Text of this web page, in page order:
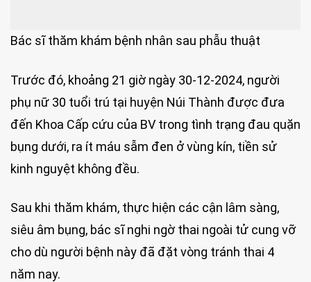
Bác sĩ thăm khám bệnh nhân sau phẫu thuật
Trước đó, khoảng 21 giờ ngày 30-12-2024, người
phụ nữ 30 tuổi trú tại huyện Núi Thành được đưa
đến Khoa Cấp cứu của BV trong tình trạng đau quặn
bụng dưới, ra ít máu sẫm đen ở vùng kín, tiền sử
kinh nguyệt không đều.
Sau khi thăm khám, thực hiện các cận lâm sàng,
siêu âm bụng, bác sĩ nghi ngờ thai ngoài tử cung vỡ
cho dù người bệnh này đã đặt vòng tránh thai 4
năm nay.